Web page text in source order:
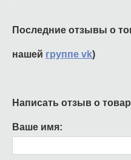
Последние отзывы о
нашей группе vk)
Написать отзыв о
Ваше имя: